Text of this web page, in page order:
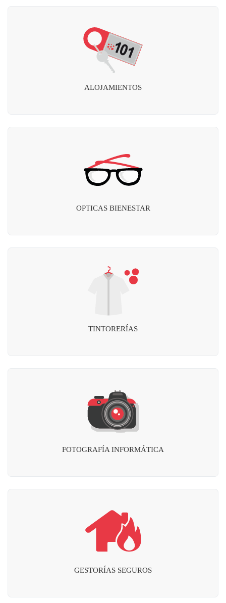
ALOJAMIENTOS
OPTICAS BIENESTAR
TINTORERÍAS
FOTOGRAFÍA INFORMÁTICA
GESTORÍAS SEGUROS